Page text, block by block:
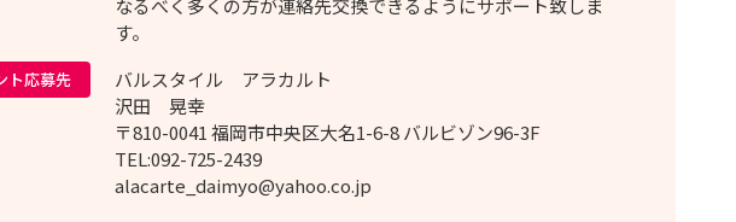
なるべく多くの方が連絡先交換できるようにサポート致しま
す。
ト応募先
バルスタイル アラカルト
沢田 晃幸
〒810-0041 福岡市中央区大名1-6-8 バルビゾン96-3F
TEL:092-725-2439
alacarte_daimyo@yahoo.co.jp